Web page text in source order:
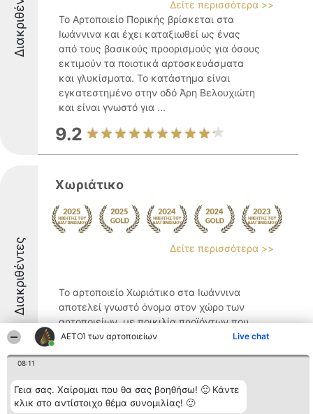
ΑΕΤΟΊ των αρτοποιείων Live chat
08:11
Γεια σας. Χαίρομαι που θα σας βοηθήσω! 🙂 Κάντε
κλικ στο αντίστοιχο θέμα συνομιλίας! 🙂
Διακριθέντες
Δείτε περισσότερα >>
Το Αρτοποιείο Πορικής βρίσκεται στα
Ιωάννινα και έχει καταξιωθεί ως ένας
από τους βασικούς προορισμούς για όσους
εκτιμούν τα ποιοτικά αρτοσκευάσματα
και γλυκίσματα. Το κατάστημα είναι
εγκατεστημένο στην οδό Άρη Βελουχιώτη
και είναι γνωστό για ...
9.2
Διακριθέντες
Χωριάτικο
Δείτε περισσότερα >>
Το αρτοποιείο Χωριάτικο στα Ιωάννινα
αποτελεί γνωστό όνομα στον χώρο των
αρτοποιείων, με ποικιλία προϊόντων που
απευθύνονται σε διαφορετικά γούστα.
τεχνικές και μεράκι, ...
9.4